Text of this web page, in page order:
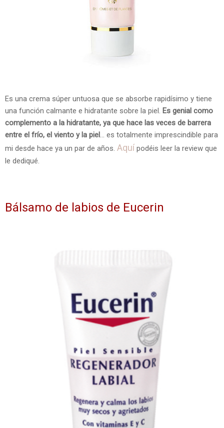
Es una crema súper untuosa que se absorbe rapidísimo y tiene
una función calmante e hidratante sobre la piel. Es genial como
complemento a la hidratante, ya que hace las veces de barrera
entre el frío, el viento y la piel... es totalmente imprescindible para
mi desde hace ya un par de años. Aquí podéis leer la review que
le dediqué.
Bálsamo de labios de Eucerin